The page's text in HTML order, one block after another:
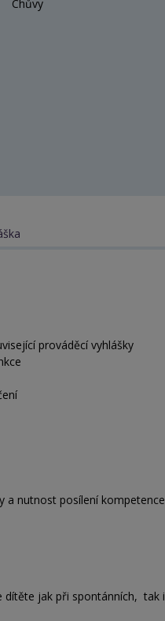
Chůvy
prováděcí vyhlášky
a nutnost posílení kompetence
dítěte jak při spontánních, tak i